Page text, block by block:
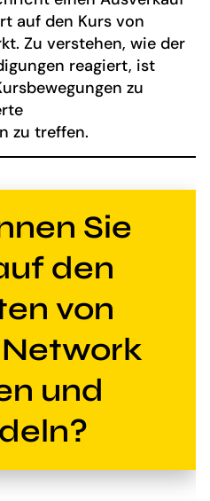
auf den Kurs von
Zu verstehen, wie der
reagiert, ist
zu
zu treffen.
Sie
den
von
und